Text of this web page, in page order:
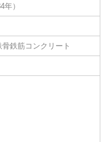
）
鉄筋コンクリート